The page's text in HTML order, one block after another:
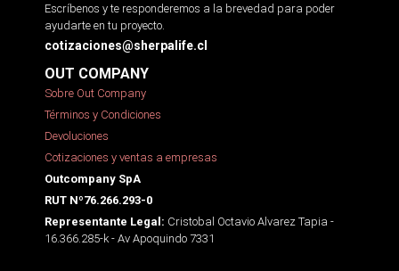
Escríbenos y te responderemos a la brevedad para poder
ayudarte en tu proyecto.
cotizaciones@sherpalife.cl
OUT COMPANY
Sobre Out Company
Términos y Condiciones
Devoluciones
Cotizaciones y ventas a empresas
Outcompany SpA
RUT Nº76.266.293-0
Representante Legal: Cristobal Octavio Alvarez Tapia -
16.366.285-k - Av Apoquindo 7331